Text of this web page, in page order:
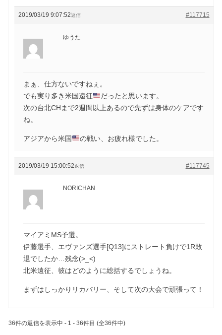
2019/03/19 9:07:52 #117715
返信
ゆうた
まぁ、仕方ないですねぇ。
でも実り多き米国遠征
だったと思います。
次の台北CHまで2週間以上あるので先ずは身体のケアです
ね。
アジアから米国 の戦い、お疲れ様でした。
2019/03/19 15:00:52 #117745
返信
NORICHAN
マイアミMS予選。
伊藤選手、エヴァンズ選手[Q13]にストレート負けで1R敗
退でしたか…残念(>_<)
北米遠征、彼はどのように総括するでしょうね。
まずはしっかりリカバリー、そして次の大会で頑張って！
36件の返信を表示中 - 1 - 36件目 (全36件中)